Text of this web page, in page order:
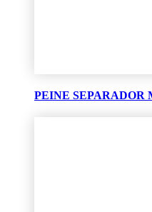
PEINE SEPARADOR